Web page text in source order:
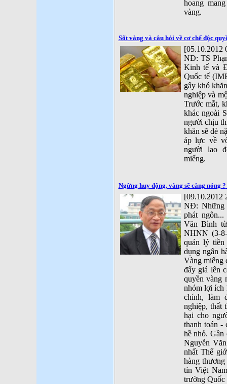
hoang
vàng.
Sốt vàng và câu hỏi về cơ chế độc
[05.10.2012
NĐ: TS
Kinh tế và
Quốc tế
gây khó
nghiệp và
Trước mắt,
khác ngoài
người chịu
khăn sẽ đè
áp lực về
người lao
miếng.
Ngừng huy động, vàng sẽ càng nóng ?
[09.10.2012
NĐ: Những
phát
Văn Bình
NHNN (3-
quản lý
dụng ngân
Vàng miếng
đẩy giá lên
quyền vàng
nhóm lợi ích
chính, làm
nghiệp, thất
hại cho
thanh toán -
hề nhỏ. Gần
Nguyễn
nhất Thế
hàng
tín Việt
trường Quốc